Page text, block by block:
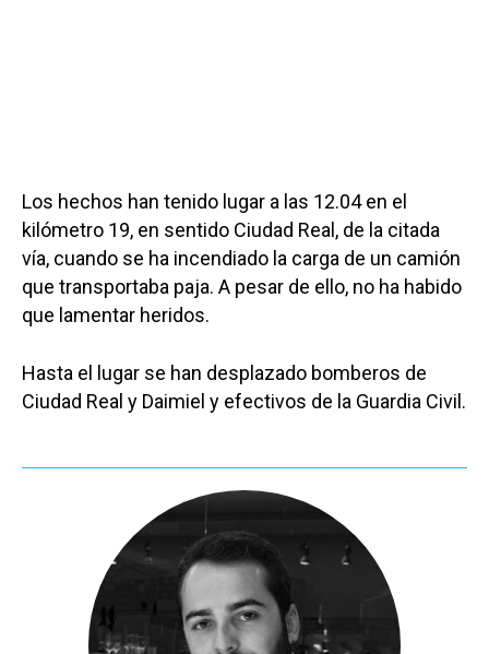
Los hechos han tenido lugar a las 12.04 en el
kilómetro 19, en sentido Ciudad Real, de la citada
vía, cuando se ha incendiado la carga de un camión
que transportaba paja. A pesar de ello, no ha habido
que lamentar heridos.
Hasta el lugar se han desplazado bomberos de
Ciudad Real y Daimiel y efectivos de la Guardia Civil.